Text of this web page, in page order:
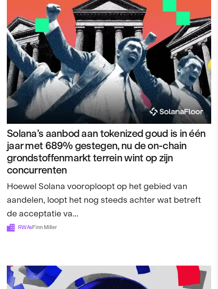
Solana’s aanbod aan tokenized goud is in één
jaar met 689% gestegen, nu de on-chain
grondstoffenmarkt terrein wint op zijn
concurrenten
Hoewel Solana vooroploopt op het gebied van
aandelen, loopt het nog steeds achter wat betreft
de acceptatie va...
RWAsFinn Miller